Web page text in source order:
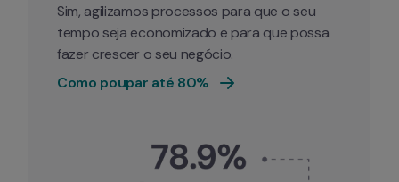
Sim, agilizamos processos para que o seu
tempo seja economizado e para que possa
fazer crescer o seu negócio.
Como poupar até 80%